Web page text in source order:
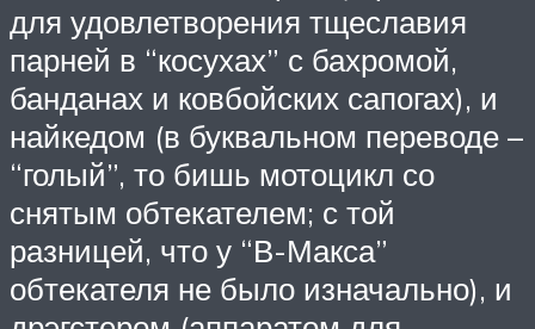
для удовлетворения тщеславия
парней в “косухах” с бахромой,
банданах и ковбойских сапогах), и
найкедом (в буквальном переводе –
“голый”, то бишь мотоцикл со
снятым обтекателем; с той
разницей, что у “В-Макса”
обтекателя не было изначально), и